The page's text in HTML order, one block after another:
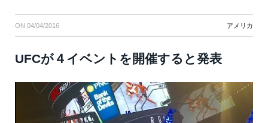
ON 04/04/2016 アメリカ
UFCが４イベントを開催すると発表